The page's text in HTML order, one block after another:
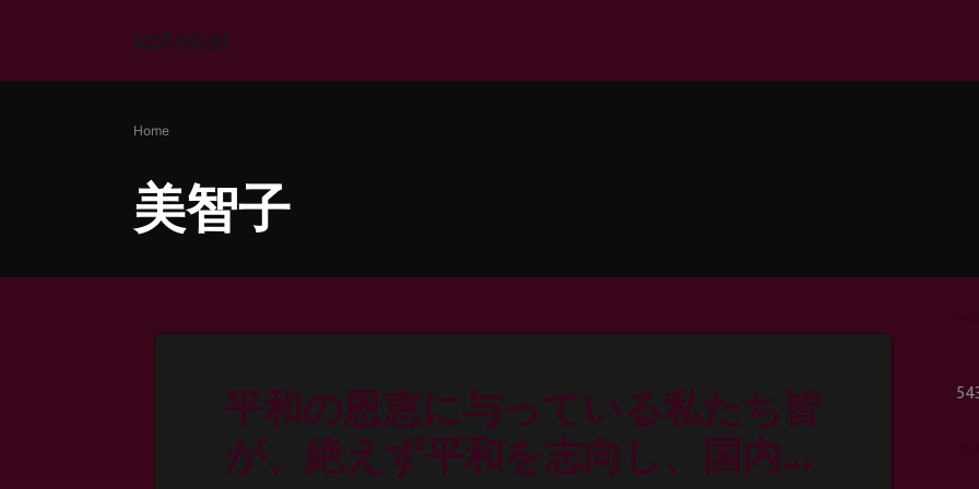
content
kotobar
Home
美智子
平和の恩恵に与っている私たち皆
が、絶えず平和を志向し、国内外